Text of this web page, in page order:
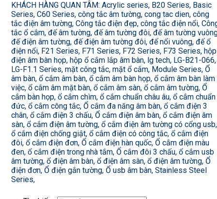
KHÁCH HÀNG QUAN TÂM: Acrylic series, B20 Series, Basic
Series, C60 Series, công tắc âm tường, cong tac dien, công
tắc điện âm tường, Công tắc điện đẹp, công tắc điện nổi,
tắc ổ cắm, đế âm tường, đế âm tường đôi, đế âm tường
đế điện âm tường, đế điện âm tường đôi, đế nổi vuông, đế ổ
điện nổi, F21 Series, F71 Series, F72 Series, F73 Series, hộp
điện âm bàn họp, hộp ổ cắm lắp âm bàn, lg tech, LG-B21-066,
LG-F1.1 Series, mặt công tắc, mặt ổ cắm, Module Series, Ổ
âm bàn, ổ cắm âm bàn, ổ cắm âm bàn họp, ổ cắm âm bàn làm
việc, ổ cắm âm mặt bàn, ổ cắm âm sàn, ổ cắm âm tường, Ổ
cắm bàn họp, ổ cắm chìm, ổ cắm chuẩn châu âu, ổ cắm chuẩn
đức, ổ cắm công tắc, Ổ cắm đa năng âm bàn, ổ cắm điện 3
chân, ổ cắm điện 3 chấu, Ổ cắm điện âm bàn, ổ cắm điện âm
sàn, ổ cắm điện âm tường, ổ cắm điện âm tường có cổng usb,
ổ cắm điện chống giật, ổ cắm điện có công tắc, ổ cắm điện
đôi, ổ cắm điện đơn, Ổ cắm điện hàn quốc, Ổ cắm điện màu
đen, ổ cắm điện trong nhà tắm, Ổ cắm đôi 3 chấu, ổ cắm usb
âm tường, ổ điện âm bàn, ổ điện âm sàn, ổ điện âm tường, Ổ
điện đơn, Ổ điện gắn tường, Ổ usb âm bàn, Stainless Steel
Series,